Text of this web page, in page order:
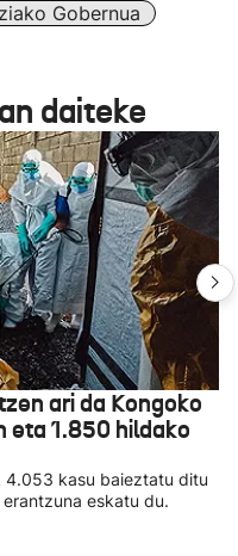
Gobernua
daiteke
ari da Kongoko
eta 1.850 hildako
4.053 kasu baieztatu ditu
eskatu du.